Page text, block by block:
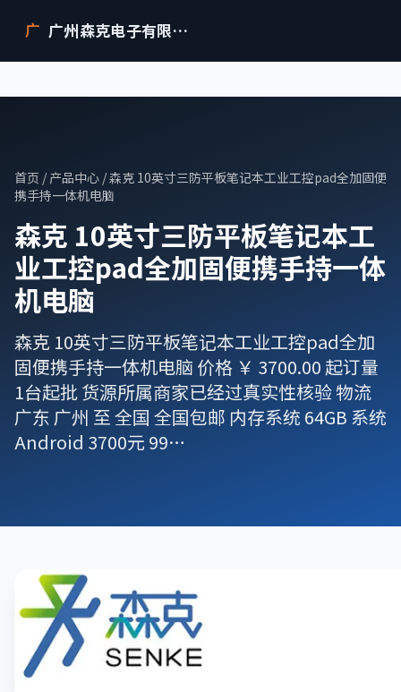
广 广州森克电子有限公司
首页 / 产品中心 / 森克 10英寸三防平板笔记本工业工控pad全加固便
携手持一体机电脑
森克 10英寸三防平板笔记本工
业工控pad全加固便携手持一体
机电脑
森克 10英寸三防平板笔记本工业工控pad全加
固便携手持一体机电脑 价格 ￥ 3700.00 起订量
1台起批 货源所属商家已经过真实性核验 物流
广东 广州 至 全国 全国包邮 内存系统 64GB 系统
Android 3700元 99…